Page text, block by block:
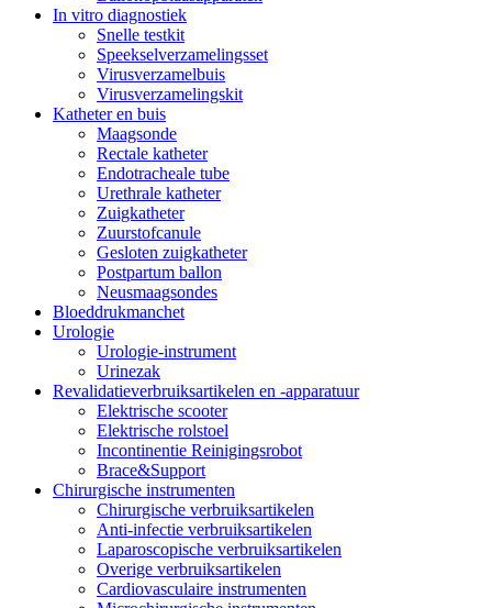
In vitro diagnostiek
Snelle testkit
Speekselverzamelingsset
Virusverzamelbuis
Virusverzamelingskit
Katheter en buis
Maagsonde
Rectale katheter
Endotracheale tube
Urethrale katheter
Zuigkatheter
Zuurstofcanule
Gesloten zuigkatheter
Postpartum ballon
Neusmaagsondes
Bloeddrukmanchet
Urologie
Urologie-instrument
Urinezak
Revalidatieverbruiksartikelen en -apparatuur
Elektrische scooter
Elektrische rolstoel
Incontinentie Reinigingsrobot
Brace&Support
Chirurgische instrumenten
Chirurgische verbruiksartikelen
Anti-infectie verbruiksartikelen
Laparoscopische verbruiksartikelen
Overige verbruiksartikelen
Cardiovasculaire instrumenten